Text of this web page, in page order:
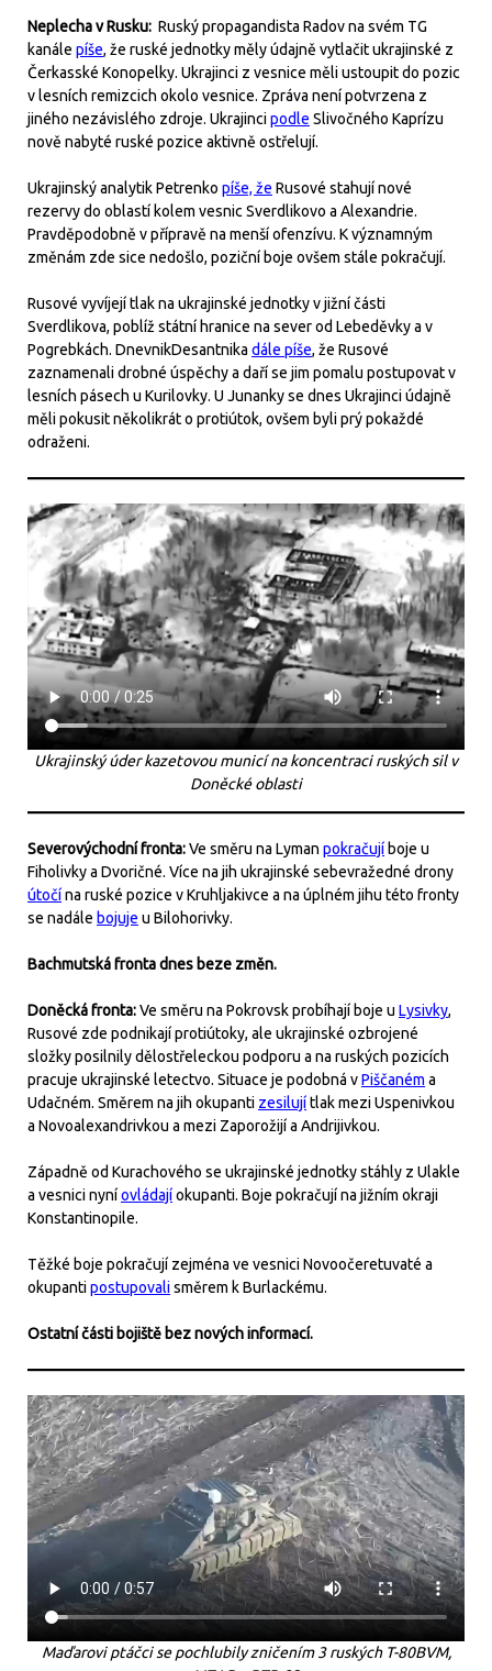
Neplecha v Rusku: Ruský propagandista Radov na svém TG
kanále píše, že ruské jednotky měly údajně vytlačit ukrajinské z
Čerkasské Konopelky. Ukrajinci z vesnice měli ustoupit do pozic
v lesních remizcich okolo vesnice. Zpráva není potvrzena z
jiného nezávislého zdroje. Ukrajincipodle Slivočného Kaprízu
nově nabyté ruské pozice aktivně ostřelují.
Ukrajinský analytik Petrenko píše, že Rusové stahují nové
rezervy do oblastí kolem vesnic Sverdlikovo a Alexandrie.
Pravděpodobně v přípravě na menší ofenzívu. K významným
změnám zde sice nedošlo, poziční boje ovšem stále pokračují.
Rusové vyvíjejí tlak na ukrajinské jednotky v jižní části
Sverdlikova, poblíž státní hranice na sever od Lebeděvky a v
Pogrebkách. DnevnikDesantnika dále píše, že Rusové
zaznamenali drobné úspěchy a daří se jim pomalu postupovat v
lesních pásech u Kurilovky. U Junanky se dnes Ukrajinci údajně
měli pokusit několikrát o protiútok, ovšem byli prý pokaždé
odraženi.
Ukrajinský úder kazetovou municí na koncentraci ruských sil v
Doněcké oblasti
Severovýchodní fronta:Ve směru na Lyman pokračují boje u
Fiholivky a Dvoričné. Více na jih ukrajinské sebevražedné drony
útočína ruské pozice v Kruhljakivce a na úplném jihu této fronty
se nadále bojuje u Bilohorivky.
Bachmutská fronta dnes beze změn.
Doněcká fronta:Ve směru na Pokrovsk probíhají boje u Lysivky,
Rusové zde podnikají protiútoky, ale ukrajinské ozbrojené
složky posilnily dělostřeleckou podporu a na ruských pozicích
pracuje ukrajinské letectvo. Situace je podobná vPiščaném a
Udačném. Směrem na jih okupanti zesilujítlak mezi Uspenivkou
a Novoalexandrivkou a mezi Zaporožijí a Andrijivkou.
Západně od Kurachového se ukrajinské jednotky stáhly z Ulakle
a vesnici nyníovládajíokupanti. Boje pokračují na jižním okraji
Konstantinopile.
Těžké boje pokračují zejména ve vesnici Novoočeretuvaté a
okupantipostupovalisměrem k Burlackému.
Ostatní části bojiště bez nových informací.
Maďarovi ptáčci se pochlubily zničením 3 ruských T-80BVM,